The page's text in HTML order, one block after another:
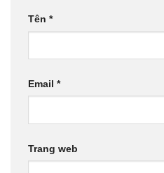
Tên *
Email *
Trang web